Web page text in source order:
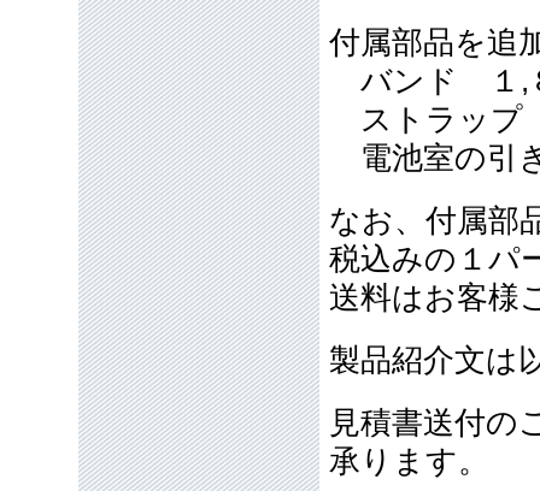
付属部品を追
バンド １,
ストラップ
電池室の引
なお、付属部
税込みの１パ
送料はお客様
製品紹介文は
見積書送付の
承ります。